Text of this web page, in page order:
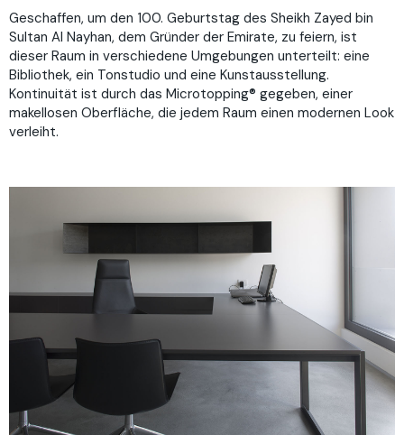
Geschaffen, um den 100. Geburtstag des Sheikh Zayed bin
Sultan Al Nayhan, dem Gründer der Emirate, zu feiern, ist
dieser Raum in verschiedene Umgebungen unterteilt: eine
Bibliothek, ein Tonstudio und eine Kunstausstellung.
Kontinuität ist durch das Microtopping® gegeben, einer
makellosen Oberfläche, die jedem Raum einen modernen Look
verleiht.